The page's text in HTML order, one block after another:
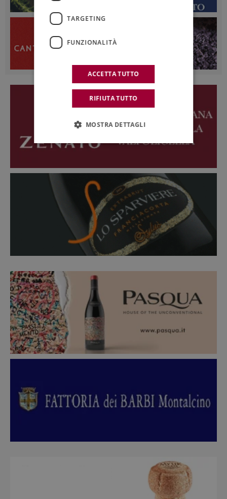
TARGETING
FUNZIONALITÀ
ACCETTA TUTTO
RIFIUTA TUTTO
MOSTRA DETTAGLI